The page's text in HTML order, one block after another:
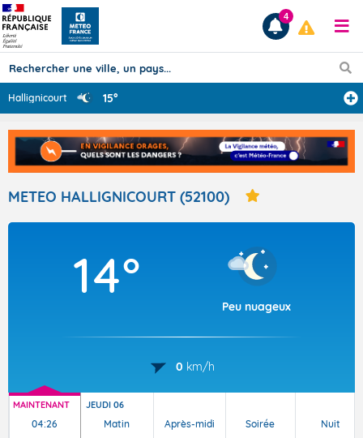
Prévisions
TOUS LES RÉSULTATS
Articles
4
Hallignicourt 15°
METEO HALLIGNICOURT (52100)
14°
Peu nuageux
0 km/h
MAINTENANT
04:26
JEUDI 06
Matin Après-midi Soirée Nuit